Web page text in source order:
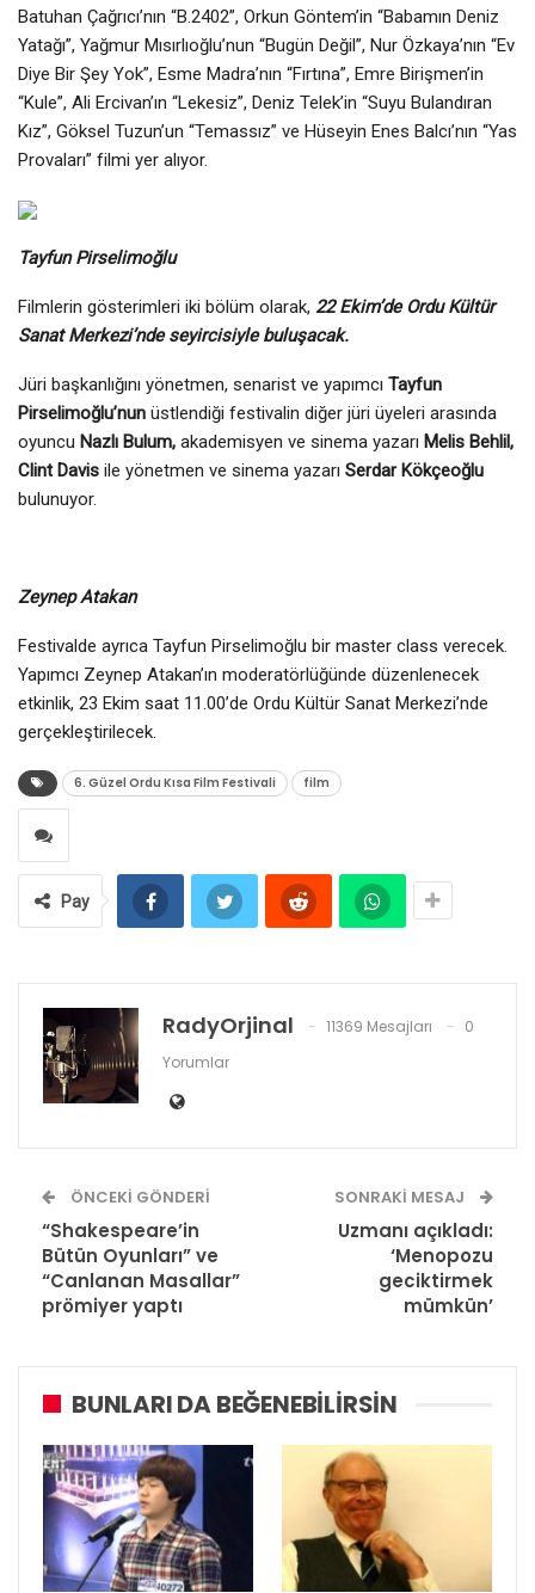
Batuhan Çağrıcı’nın “B.2402”, Orkun Göntem’in “Babamın Deniz
Yatağı”, Yağmur Mısırlıoğlu’nun “Bugün Değil”, Nur Özkaya’nın “Ev
Diye Bir Şey Yok”, Esme Madra’nın “Fırtına”, Emre Birişmen’in
“Kule”, Ali Ercivan’ın “Lekesiz”, Deniz Telek’in “Suyu Bulandıran
Kız”, Göksel Tuzun’un “Temassız” ve Hüseyin Enes Balcı’nın “Yas
Provaları” filmi yer alıyor.
Tayfun Pirselimoğlu
Filmlerin gösterimleri iki bölüm olarak, 22 Ekim’de Ordu Kültür
Sanat Merkezi’nde seyircisiyle buluşacak.
Jüri başkanlığını yönetmen, senarist ve yapımcı Tayfun
Pirselimoğlu’nun üstlendiği festivalin diğer jüri üyeleri arasında
oyuncu Nazlı Bulum, akademisyen ve sinema yazarı Melis Behlil,
Clint Davis ile yönetmen ve sinema yazarı Serdar Kökçeoğlu
bulunuyor.
Zeynep Atakan
Festivalde ayrıca Tayfun Pirselimoğlu bir master class verecek.
Yapımcı Zeynep Atakan’ın moderatörlüğünde düzenlenecek
etkinlik, 23 Ekim saat 11.00’de Ordu Kültür Sanat Merkezi’nde
gerçekleştirilecek.
6. Güzel Ordu Kısa Film Festivali film
Pay
RadyOrjinal 11369 Mesajları
0
Yorumlar
ÖNCEKI GÖNDERI
“Shakespeare’in
Bütün Oyunları” ve
“Canlanan Masallar”
prömiyer yaptı
SONRAKI MESAJ
Uzmanı açıkladı:
‘Menopozu
geciktirmek
mümkün’
BUNLARI DA BEĞENEBILIRSIN